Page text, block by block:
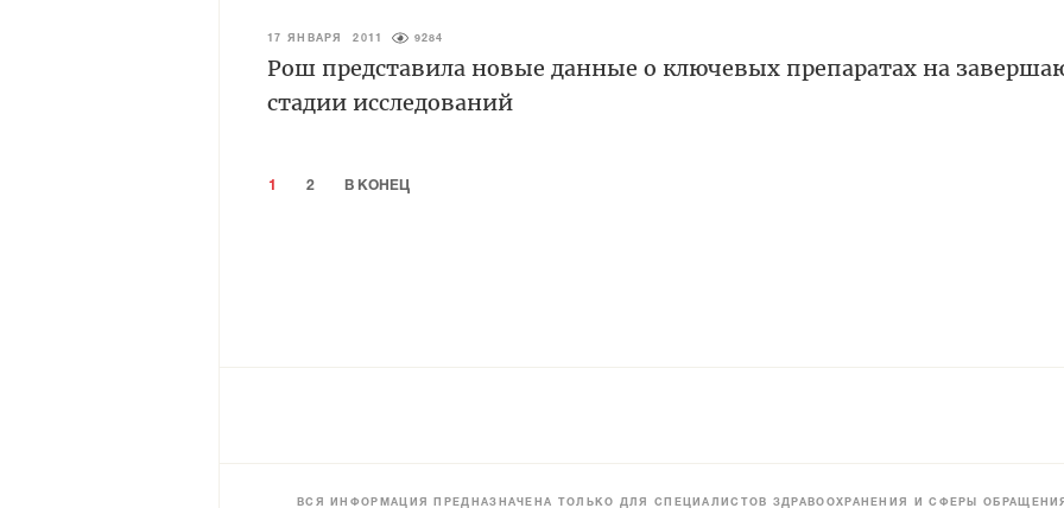
17 ЯНВАРЯ 2011 9284
Рош представила новые данные о ключевых препаратах на
стадии исследований
1 2 В КОНЕЦ
ВСЯ ИНФОРМАЦИЯ ПРЕДНАЗНАЧЕНА ТОЛЬКО ДЛЯ СПЕЦИАЛИСТОВ ЗДРАВООХРАНЕНИЯ И СФЕРЫ